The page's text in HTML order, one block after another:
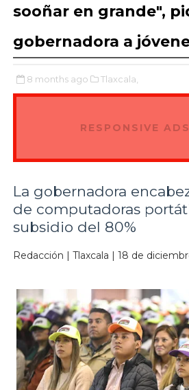
sooñar en grande",
gobernadora a
8 months ago Tlaxcala,
RESPONSIVE
La gobernadora
de computadoras
subsidio del 80%
Redacción | Tlaxcala | 18 de